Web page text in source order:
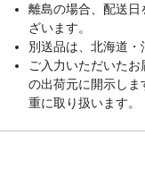
離島の場合、配送
ざいます。
別送品は、北海道・
ご入力いただいた
の出荷元に開示し
重に取り扱います。